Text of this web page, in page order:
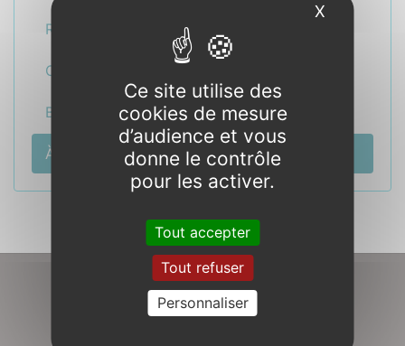
Restaurant
Crêperie
Bien-être
À voir / À faire
À propos
Ce site utilise des
cookies de mesure
d’audience et vous
donne le contrôle
pour les activer.
Tout accepter
Tout refuser
Personnaliser
X Masquer